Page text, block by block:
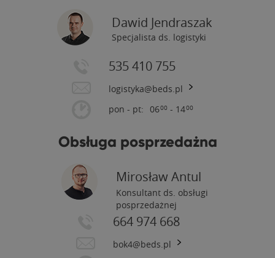
Dawid Jendraszak
Specjalista ds. logistyki
535 410 755
logistyka@beds.pl
pon - pt: 0600 - 1400
Obsługa posprzedażna
Mirosław Antul
Konsultant ds. obsługi
posprzedażnej
664 974 668
bok4@beds.pl